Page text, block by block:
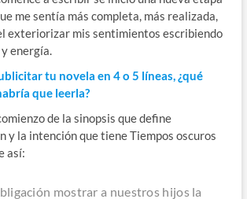
me sentía más completa, más realizada,
exteriorizar mis sentimientos escribiendo
energía.
tu novela en 4 o 5 líneas, ¿qué
que leerla?
de la sinopsis que define
y la intención que tiene Tiempos oscuros
así:
mostrar a nuestros hijos la